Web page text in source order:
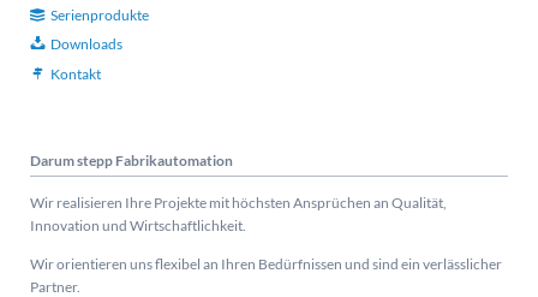
Serienprodukte
Downloads
Kontakt
Darum stepp Fabrikautomation
Wir realisieren Ihre Projekte mit höchsten Ansprüchen an Qualität,
Innovation und Wirtschaftlichkeit.
Wir orientieren uns flexibel an Ihren Bedürfnissen und sind ein verlässlicher
Partner.